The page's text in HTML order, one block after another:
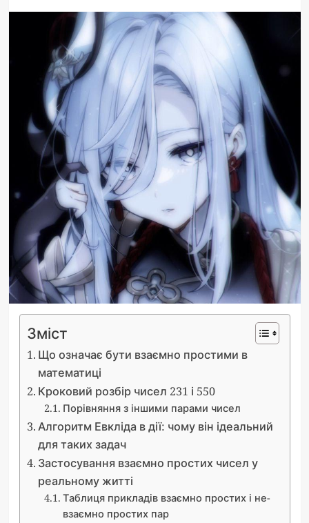
Зміст
Що означає бути взаємно простими в
математиці
Кроковий розбір чисел 231 і 550
Порівняння з іншими парами чисел
Алгоритм Евкліда в дії: чому він ідеальний
для таких задач
Застосування взаємно простих чисел у
реальному житті
Таблиця прикладів взаємно простих і не-
взаємно простих пар